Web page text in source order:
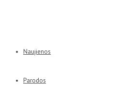
Naujienos
Parodos